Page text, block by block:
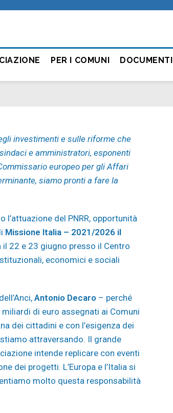
PER I COMUNI DOCUMENTI
investimenti e sulle riforme che
e amministratori, esponenti
europeo per gli Affari
siamo pronti a fare la
del PNRR, opportunità
Missione Italia – 2021/2026 il
il 22 e 23 giugno presso il Centro
economici e sociali
Antonio Decaro – perché
di euro assegnati ai Comuni
dei cittadini e con l’esigenza dei
attraversando. Il grande
intende replicare con eventi
dei progetti. L’Europa e l’Italia si
molto questa responsabilità